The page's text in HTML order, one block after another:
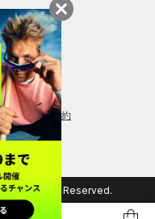
記 会員規約
All Rights Reserved.